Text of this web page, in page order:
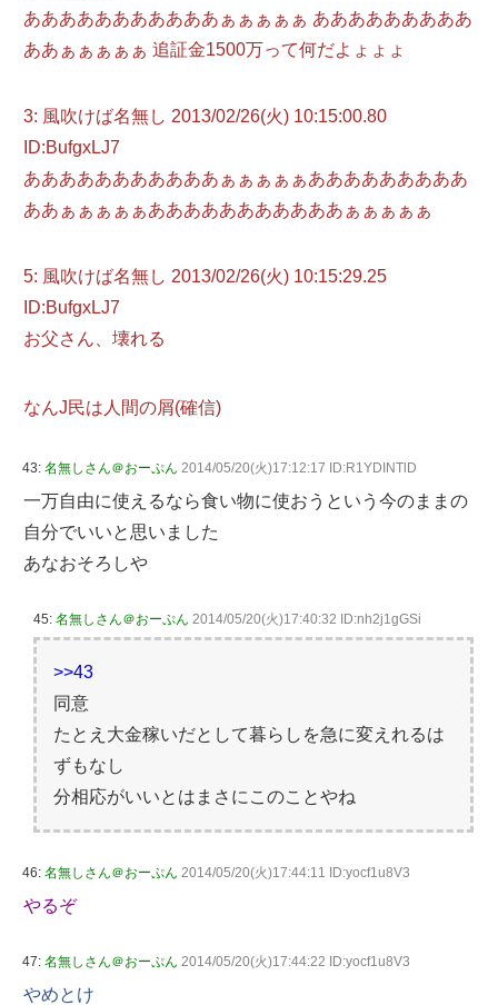
あああああああああああぁぁぁぁぁ あああああああああ
ああぁぁぁぁぁ 追証金1500万って何だよょょょ
3: 風吹けば名無し 2013/02/26(火) 10:15:00.80
ID:BufgxLJ7
あああああああああああぁぁぁぁぁあああああああああ
ああぁぁぁぁぁあああああああああああぁぁぁぁぁ
5: 風吹けば名無し 2013/02/26(火) 10:15:29.25
ID:BufgxLJ7
お父さん、壊れる
なんJ民は人間の屑(確信)
43: 名無しさん＠おーぷん 2014/05/20(火)17:12:17 ID:R1YDINTlD
一万自由に使えるなら食い物に使おうという今のままの
自分でいいと思いました
あなおそろしや
45: 名無しさん＠おーぷん 2014/05/20(火)17:40:32 ID:nh2j1gGSi
>>43
同意
たとえ大金稼いだとして暮らしを急に変えれるは
ずもなし
分相応がいいとはまさにこのことやね
46: 名無しさん＠おーぷん 2014/05/20(火)17:44:11 ID:yocf1u8V3
やるぞ
47: 名無しさん＠おーぷん 2014/05/20(火)17:44:22 ID:yocf1u8V3
やめとけ